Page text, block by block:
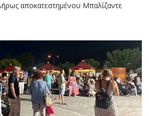
αποκατεστημένου Μπαλίζαντε